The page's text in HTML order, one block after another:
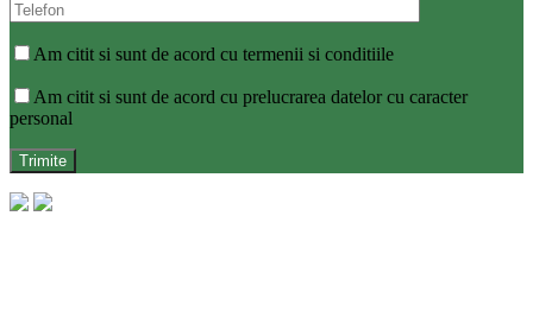
Am citit si sunt de acord cu termenii si conditiile
Am citit si sunt de acord cu prelucrarea datelor cu caracter
personal